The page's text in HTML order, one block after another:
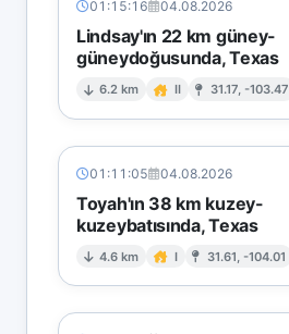
01:15:16 04.08.2026
Lindsay'ın 22 km güney-
güneydoğusunda, Texas
6.2 km II 31.17, -103.47
01:11:05 04.08.2026
Toyah'ın 38 km kuzey-
kuzeybatısında, Texas
4.6 km I 31.61, -104.01